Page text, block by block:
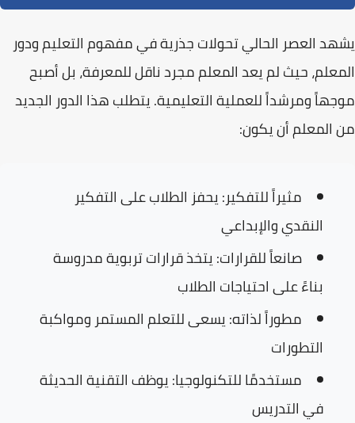
يشهد العصر الحالي تحولات جذرية في مفهوم التعليم ودور
المعلم، حيث لم يعد المعلم مجرد ناقل للمعرفة، بل أصبح
موجهاً ومرشداًللعملية التعليمية. يتطلب هذا الدور الجديد
من المعلم أن يكون:
مثيراً للتفكير: يحفز الطلاب على التفكير
النقدي والإبداعي
صانعاً للقرارات: يتخذ قرارات تربوية مدروسة
بناءً على احتياجات الطلاب
مطوراً لذاته: يسعى للتعلم المستمر ومواكبة
التطورات
مستخدمًا للتكنولوجيا: يوظف التقنية الحديثة
في التدريس